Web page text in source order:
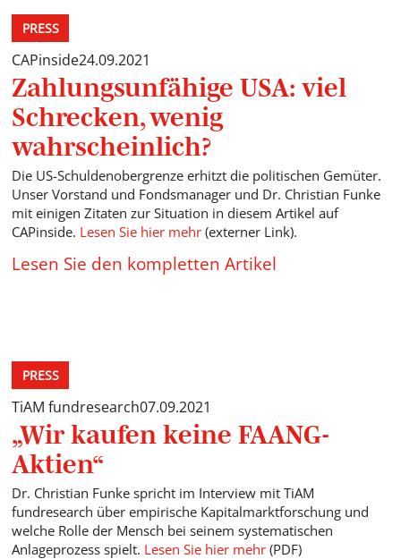
PRESS
CAPinside24.09.2021
Zahlungsunfähige USA: viel
Schrecken, wenig
wahrscheinlich?
Die US-Schuldenobergrenze erhitzt die politischen Gemüter.
Unser Vorstand und Fondsmanager und Dr. Christian Funke
mit einigen Zitaten zur Situation in diesem Artikel auf
CAPinside. Lesen Sie hier mehr (externer Link).
Lesen Sie den kompletten Artikel
PRESS
TiAM fundresearch07.09.2021
„Wir kaufen keine FAANG-
Aktien“
Dr. Christian Funke spricht im Interview mit TiAM
fundresearch über empirische Kapitalmarktforschung und
welche Rolle der Mensch bei seinem systematischen
Anlageprozess spielt. Lesen Sie hier mehr (PDF)